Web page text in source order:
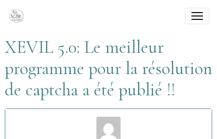
XEVIL 5.0: Le meilleur
programme pour la résolution
de captcha a été publié !!